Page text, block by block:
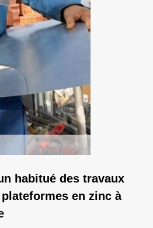
habitué des travaux
en zinc à